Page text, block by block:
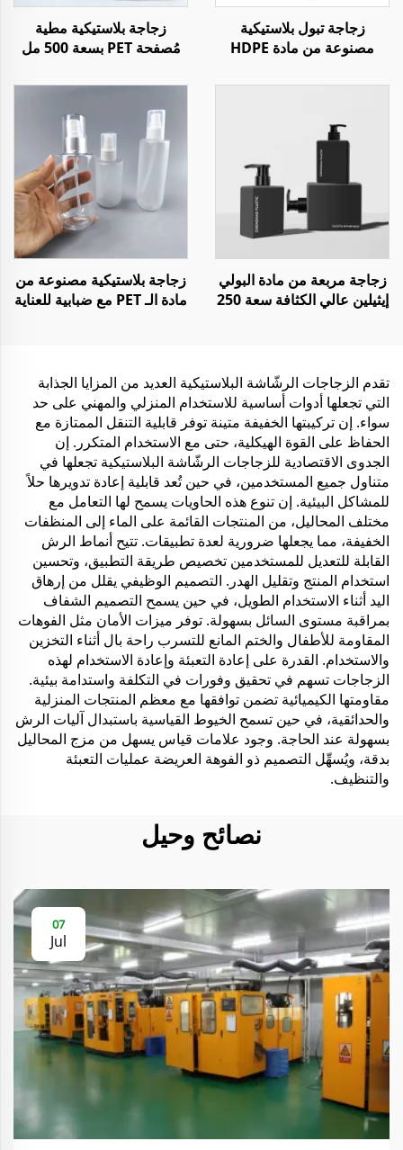
زجاجة تبول بلاستيكية
مصنوعة من مادة HDPE
للاستخدام أثناء السفر أو في
المستشفى
زجاجة بلاستيكية مطية
مُصفحة PET بسعة 500 مل
زجاجة مربعة من مادة البولي
إيثيلين عالي الكثافة سعة 250
زجاجة بلاستيكية مصنوعة من
مادة الـ PET مع ضبابية للعناية
تقدم الزجاجات الرشّاشة البلاستيكية العديد من المزايا الجذابة
التي تجعلها أدوات أساسية للاستخدام المنزلي والمهني على حد
سواء. إن تركيبتها الخفيفة متينة توفر قابلية التنقل الممتازة مع
الحفاظ على القوة الهيكلية، حتى مع الاستخدام المتكرر. إن
الجدوى الاقتصادية للزجاجات الرشّاشة البلاستيكية تجعلها في
متناول جميع المستخدمين، في حين تُعد قابلية إعادة تدويرها حلاً
للمشاكل البيئية. إن تنوع هذه الحاويات يسمح لها التعامل مع
مختلف المحاليل، من المنتجات القائمة على الماء إلى المنظفات
الخفيفة، مما يجعلها ضرورية لعدة تطبيقات. تتيح أنماط الرش
القابلة للتعديل للمستخدمين تخصيص طريقة التطبيق، وتحسين
استخدام المنتج وتقليل الهدر. التصميم الوظيفي يقلل من إرهاق
اليد أثناء الاستخدام الطويل، في حين يسمح التصميم الشفاف
بمراقبة مستوى السائل بسهولة. توفر ميزات الأمان مثل الفوهات
المقاومة للأطفال والختم المانع للتسرب راحة بال أثناء التخزين
والاستخدام. القدرة على إعادة التعبئة وإعادة الاستخدام لهذه
الزجاجات تسهم في تحقيق وفورات في التكلفة واستدامة بيئية.
مقاومتها الكيميائية تضمن توافقها مع معظم المنتجات المنزلية
والحدائقية، في حين تسمح الخيوط القياسية باستبدال آليات الرش
بسهولة عند الحاجة. وجود علامات قياس يسهل من مزج المحاليل
بدقة، ويُسهِّل التصميم ذو الفوهة العريضة عمليات التعبئة
والتنظيف.
نصائح وحيل
07
Jul